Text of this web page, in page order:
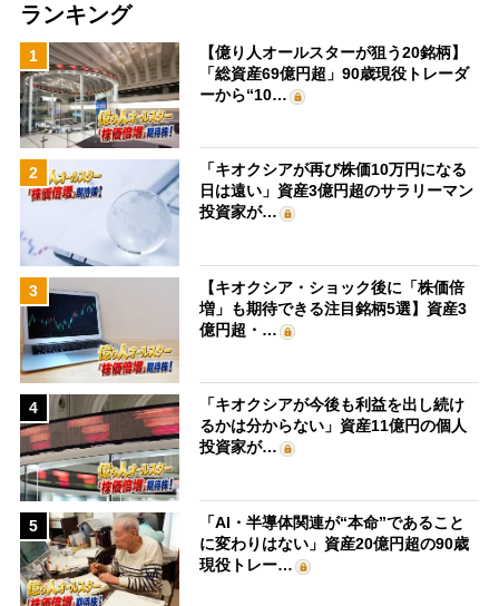
ランキング
1
【億り人オールスターが狙う20銘柄】
「総資産69億円超」90歳現役トレーダ
ーから“10…
2
「キオクシアが再び株価10万円になる
日は遠い」資産3億円超のサラリーマン
投資家が…
3
【キオクシア・ショック後に「株価倍
増」も期待できる注目銘柄5選】資産3
億円超・…
4
「キオクシアが今後も利益を出し続け
るかは分からない」資産11億円の個人
投資家が…
5
「AI・半導体関連が“本命”であること
に変わりはない」資産20億円超の90歳
現役トレー…